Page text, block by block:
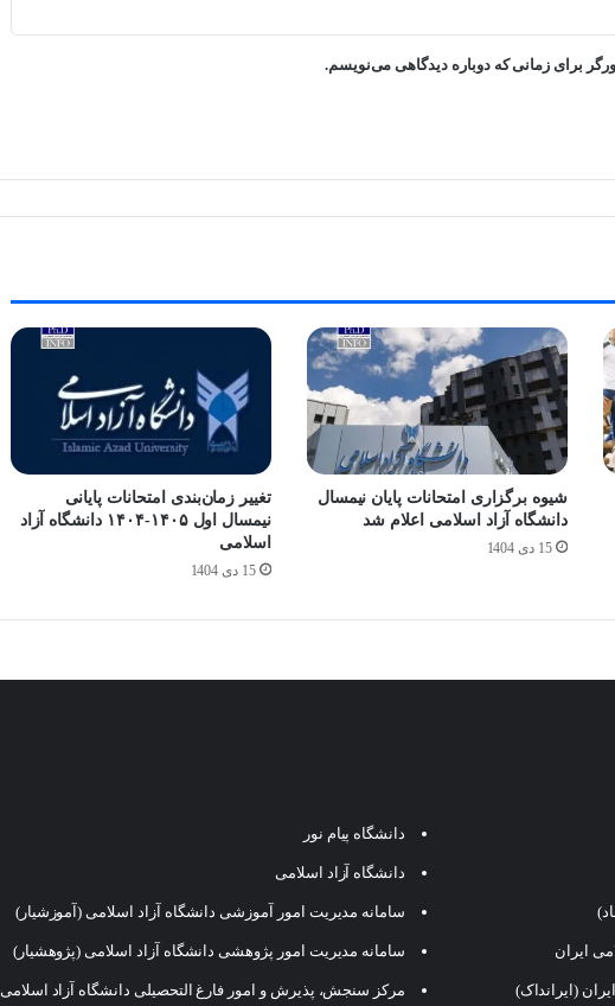
برای زمانی که دوباره دیدگاهی می‌نویسم.
شیوه برگزاری امتحانات پایان نیمسال
دانشگاه آزاد اسلامی اعلام شد
15 دی 1404
تغییر زمان‌بندی امتحانات پایانی
نیمسال اول ۱۴۰۵-۱۴۰۴ دانشگاه آزاد
اسلامی
15 دی 1404
ایران
(ایرانداک)
دانشگاه پیام نور
دانشگاه آزاد اسلامی
سامانه مدیریت امور آموزشی دانشگاه آزاد اسلامی (آموزشیار)
سامانه مدیریت امور پژوهشی دانشگاه آزاد اسلامی (پژوهشیار)
مرکز سنجش، پذیرش و امور فارغ التحصیلی دانشگاه آزاد اسلامی